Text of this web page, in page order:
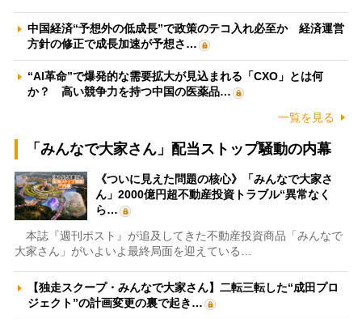
中国経済“予想外の低成長”で政策のテコ入れ必至か 経済運営
方針の修正で成長加速が予想さ…
“AI革命”で爆発的な需要拡大が見込まれる「CXO」とは何
か？ 高い競争力を持つ中国の医薬品…
一覧を見る
「みんなで大家さん」配当ストップ騒動の内幕
《ついに見えた問題の核心》「みんなで大家さ
ん」2000億円超不動産投資トラブル“異常なく
ら…
本誌『週刊ポスト』が追及してきた不動産投資商品「みんなで
大家さん」がいよいよ最終局面を迎えている…
【独走スクープ・みんなで大家さん】二転三転した“成田プロ
ジェクト”の計画変更の裏で起き…